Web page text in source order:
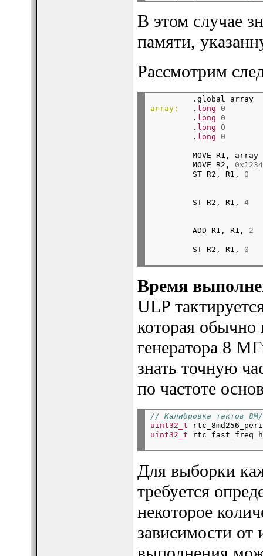
В этом случае
памяти,
Рассмотрим
         .global array
array:
   .
long
0
         .
long
0
         .
long
0
         .
long 0
         MOVE R1, array
         MOVE R2,
0x1234
         ST R2, R1,
0
         ST R2, R1,
4
         ADD R1, R1,
2
         ST R2, R1,
0
Время
ULP
которая обычно
генератора 8
знать точную
по частоте
// Калибровка тактов
uint32_t
uint32_t
Для выборки
требуется
некоторое
зависимости от